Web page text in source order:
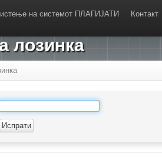
на системот ПЛАГИЈАТИ Контакт
лозинка